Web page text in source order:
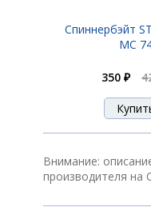
Спиннербэйт
MC
350 ₽
Внимание:
производителя на